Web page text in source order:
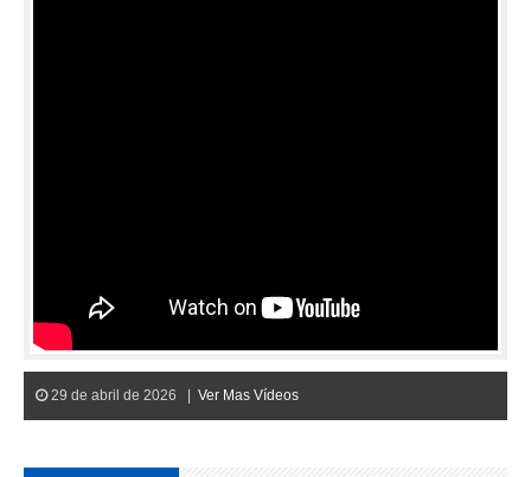
29 de abril de 2026 | Ver Mas Vídeos